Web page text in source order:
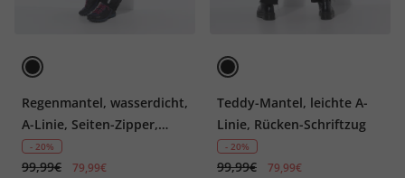
Regenmantel, wasserdicht,
A-Linie, Seiten-Zipper,
Kapuze
- 20%
99,99€ 79,99€
Teddy-Mantel, leichte A-
Linie, Rücken-Schriftzug
- 20%
99,99€ 79,99€